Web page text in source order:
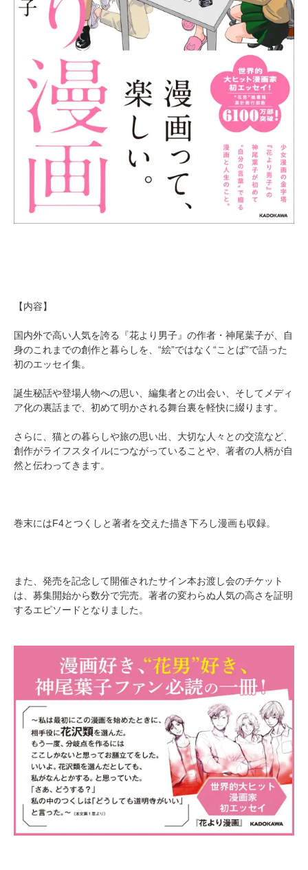
【内容】
国内外で高い人気を誇る『花より男子』の作者・神尾葉子が、自
身のこれまでの創作と暮らしを、“絵”ではなく“ことば”で語った
初のエッセイ集。
誕生秘話や登場人物への思い、編集者との出会い、そしてメディ
ア化の裏話まで、初めて明かされる舞台裏を軽快に綴ります。
さらに、猫との暮らしや旅の思い出、大切な人々との交流など、
創作がライフスタイルにつながっていることや、著者の人柄が自
然と伝わってきます。
巻末にはF4とつくしと著者を交えた描き下ろし漫画も収録。
また、発売を記念して開催されたサイン本お渡し会のチケット
は、募集開始から数分で完売。著者の変わらぬ人気の高さを証明
するエピソードとなりました。